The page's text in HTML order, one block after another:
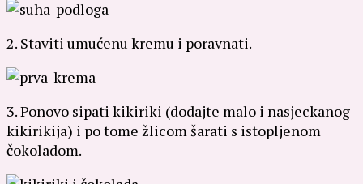
2. Staviti umućenu kremu i poravnati.
3. Ponovo sipati kikiriki (dodajte malo i nasjeckanog
kikirikija) i po tome žlicom šarati s istopljenom
čokoladom.